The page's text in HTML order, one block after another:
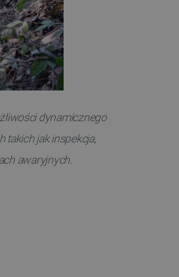
dynamicznego
takich jak inspekcja,
awaryjnych.